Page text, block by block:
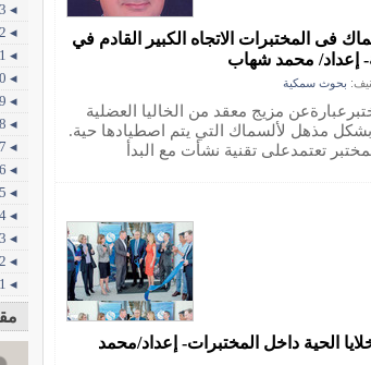
فى المختبرات الاتجاه الكبير القادم في
إعداد/ محمد شهاب
بحوث سمكية
مزيج معقد من الخاليا العضلية
مذهل لألسماك التي يتم اصطيادها حية.
تعتمدعلى تقنية نشأت مع البدأ
الحية داخل المختبرات- إعداد/محمد
◂ 2023
◂ 2022
◂ 2021
◂ 2020
◂ 2019
◂ 2018
◂ 2017
◂ 2016
◂ 2015
◂ 2014
◂ 2013
◂ 2012
◂ 2011